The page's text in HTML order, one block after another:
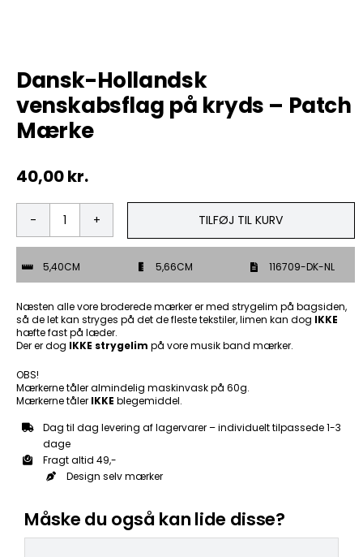
ØL & Spiritus
Andre Mærker
Rodkasse/Tilbud
Dansk-Hollandsk
venskabsflag på kryds – Patch
Mærke
40,00kr.
Dansk-
Hollandsk
på
kryds
-
Patch
Mærke
antal
TILFØJ TIL KURV
5,40CM 5,66CM 116709-DK-NL
Næsten alle vore broderede mærker er med strygelim på bagsiden,
så de let kan stryges på det de fleste tekstiler, limen kan dog IKKE
hæfte fast på læder.
Der er dog IKKE strygelim på vore musik band mærker.
OBS!
Mærkerne tåler almindelig maskinvask på 60g.
Mærkerne tåler IKKE blegemiddel.
Dag til dag levering af lagervarer – individuelt tilpassede 1-3
dage
Fragt altid 49,-
Design selv mærker
Måske du også kan lide disse?